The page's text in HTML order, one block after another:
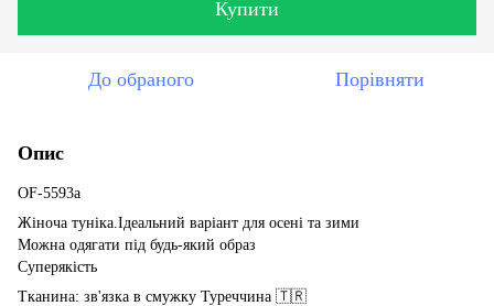
Купити
До обраного Порівняти
Опис
OF-5593a
Жіноча туніка.Ідеальний варіант для осені та зими
Можна одягати під будь-який образ
Суперякість
Тканина: зв'язка в смужку Туреччина 🇹🇷